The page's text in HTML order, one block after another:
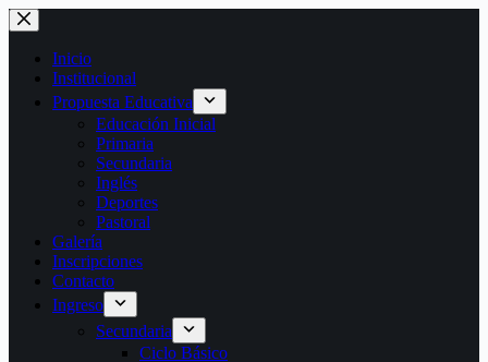
Saltar
al
contenido
Inicio
Institucional
Propuesta Educativa
Educación Inicial
Primaria
Secundaria
Inglés
Deportes
Pastoral
Galería
Inscripciones
Contacto
Ingreso
Secundaria
Ciclo Básico